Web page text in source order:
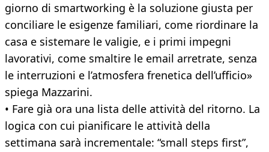
giorno di smartworking è la soluzione giusta per
conciliare le esigenze familiari, come riordinare la
casa e sistemare le valigie, e i primi impegni
lavorativi, come smaltire le email arretrate, senza
le interruzioni e l’atmosfera frenetica dell’ufficio»
spiega Mazzarini.
• Fare già ora una lista delle attività del ritorno. La
logica con cui pianificare le attività della
settimana sarà incrementale: “small steps first”,